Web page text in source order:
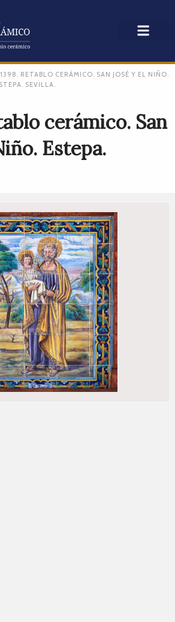
RETABLO CERÁMICO. SAN JOSÉ Y EL NIÑO.
SEVILLA.
cerámico. San
Estepa.